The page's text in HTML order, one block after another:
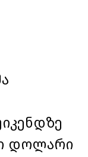
დოლარი